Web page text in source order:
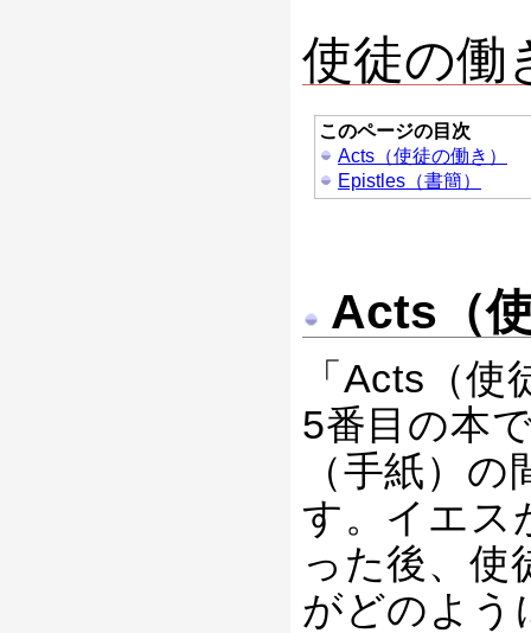
使徒の働
このページの目次
Acts（使徒の働き）
Epistles（書簡）
Acts（
「Acts（
5番目の本
（手紙）
す。イエス
った後、使
がどのよう